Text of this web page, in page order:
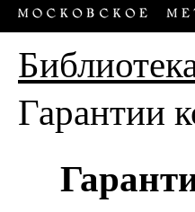
Гарантии